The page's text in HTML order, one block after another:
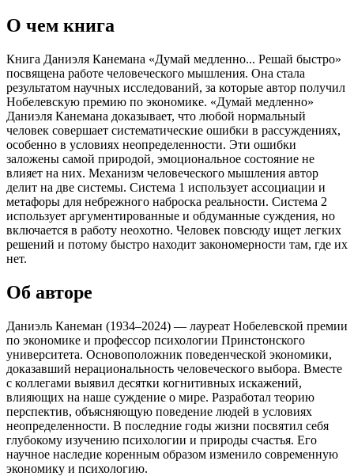
О чем книга
Книга Даниэля Канемана «Думай медленно... Решай быстро»
посвящена работе человеческого мышления. Она стала
результатом научных исследований, за которые автор получил
Нобелевскую премию по экономике. «Думай медленно»
Даниэля Канемана доказывает, что любой нормальный
человек совершает систематические ошибки в рассуждениях,
особенно в условиях неопределенности. Эти ошибки
заложены самой природой, эмоциональное состояние не
влияет на них. Механизм человеческого мышления автор
делит на две системы. Система 1 использует ассоциации и
метафоры для небрежного наброска реальности. Система 2
использует аргументированные и обдуманные суждения, но
включается в работу неохотно. Человек повсюду ищет легких
решений и потому быстро находит закономерности там, где их
нет.
Об авторе
Даниэль Канеман (1934–2024) — лауреат Нобелевской премии
по экономике и профессор психологии Принстонского
университета. Основоположник поведенческой экономики,
доказавший нерациональность человеческого выбора. Вместе
с коллегами выявил десятки когнитивных искажений,
влияющих на наше суждение о мире. Разработал теорию
перспектив, объясняющую поведение людей в условиях
неопределенности. В последние годы жизни посвятил себя
глубокому изучению психологии и природы счастья. Его
научное наследие коренным образом изменило современную
экономику и психологию.